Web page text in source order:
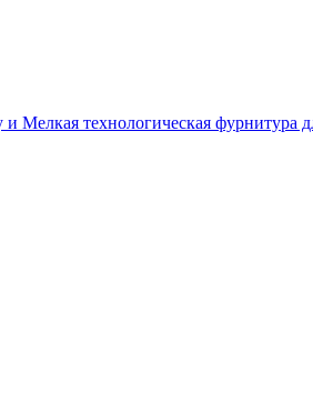
Мелкая технологическая фурнитура